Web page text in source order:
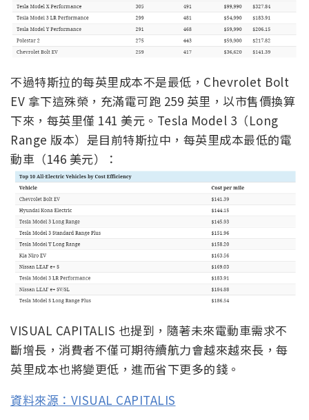
不過特斯拉的每英里成本不是最低，Chevrolet Bolt
EV 拿下這殊榮，充滿電可跑 259 英里，以市售價換算
下來，每英里僅 141 美元。Tesla Model 3（Long
Range 版本）是目前特斯拉中，每英里成本最低的電
動車（146 美元）：
VISUAL CAPITALIS 也提到，隨著未來電動車需求不
斷增長，消費者不僅可期待續航力會越來越來長，每
英里成本也將變更低，進而省下更多的錢。
資料來源：VISUAL CAPITALIS